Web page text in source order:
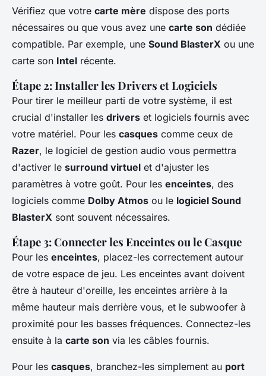
Vérifiez que votre carte mère dispose des ports
nécessaires ou que vous avez une carte son dédiée
compatible. Par exemple, une Sound BlasterX ou une
carte son Intel récente.
Étape 2: Installer les Drivers et Logiciels
Pour tirer le meilleur parti de votre système, il est
crucial d'installer les drivers et logiciels fournis avec
votre matériel. Pour les casques comme ceux de
Razer, le logiciel de gestion audio vous permettra
d'activer le surround virtuel et d'ajuster les
paramètres à votre goût. Pour les enceintes, des
logiciels comme Dolby Atmos ou le logiciel Sound
BlasterX sont souvent nécessaires.
Étape 3: Connecter les Enceintes ou le Casque
Pour les enceintes, placez-les correctement autour
de votre espace de jeu. Les enceintes avant doivent
être à hauteur d'oreille, les enceintes arrière à la
même hauteur mais derrière vous, et le subwoofer à
proximité pour les basses fréquences. Connectez-les
ensuite à la carte son via les câbles fournis.
Pour les casques, branchez-les simplement au port